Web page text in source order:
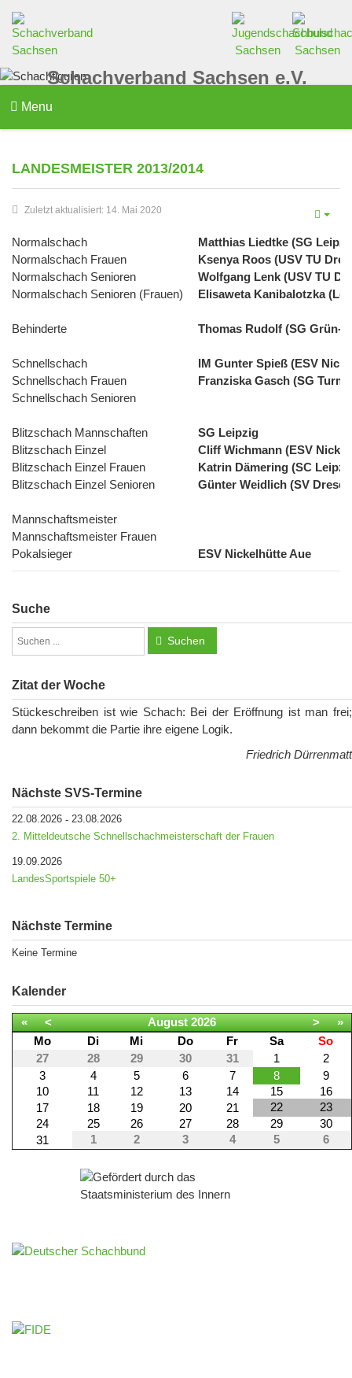
Schachverband Sachsen e.V.
Menu
LANDESMEISTER 2013/2014
Zuletzt aktualisiert: 14. Mai 2020
Normalschach
Matthias Liedtke (SG
Normalschach Frauen
Ksenya Roos (USV TU
Normalschach Senioren
Wolfgang Lenk (USV TU
Normalschach Senioren (Frauen)
Elisaweta Kanibalotzka
Behinderte Thomas Rudolf (SG Grün-
Schnellschach
IM Gunter Spieß (ESV
Schnellschach Frauen
Franziska Gasch (SG Turm
Schnellschach Senioren
Blitzschach Mannschaften
SG Leipzig
Blitzschach Einzel
Cliff Wichmann (ESV
Blitzschach Einzel Frauen
Katrin Dämering (SC
Blitzschach Einzel Senioren
Günter Weidlich (SV
Mannschaftsmeister
Mannschaftsmeister Frauen
Pokalsieger
ESV Nickelhütte Aue
Suche
Suchen
Zitat der Woche
Stückeschreiben ist wie Schach: Bei der Eröffnung ist man frei;
dann bekommt die Partie ihre eigene Logik.
Friedrich Dürrenmatt
Nächste SVS-Termine
22.08.2026 - 23.08.2026
2. Mitteldeutsche Schnellschachmeisterschaft der Frauen
19.09.2026
LandesSportspiele 50+
Nächste Termine
Keine Termine
Kalender
« < August 2026 >
»
Mo
Di Mi Do Fr Sa
So
27
28 29 30 31 1
2
3
4 5 6 7 8
9
10
11 12 13 14 15
16
17
18 19 20 21 22
23
24
25 26 27 28 29
30
31
1 2 3 4 5 6